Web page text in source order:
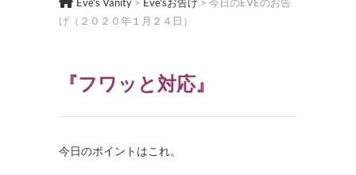
げ（２０２０年１月２４日）
『フワッと対応』
今日のポイントはこれ。